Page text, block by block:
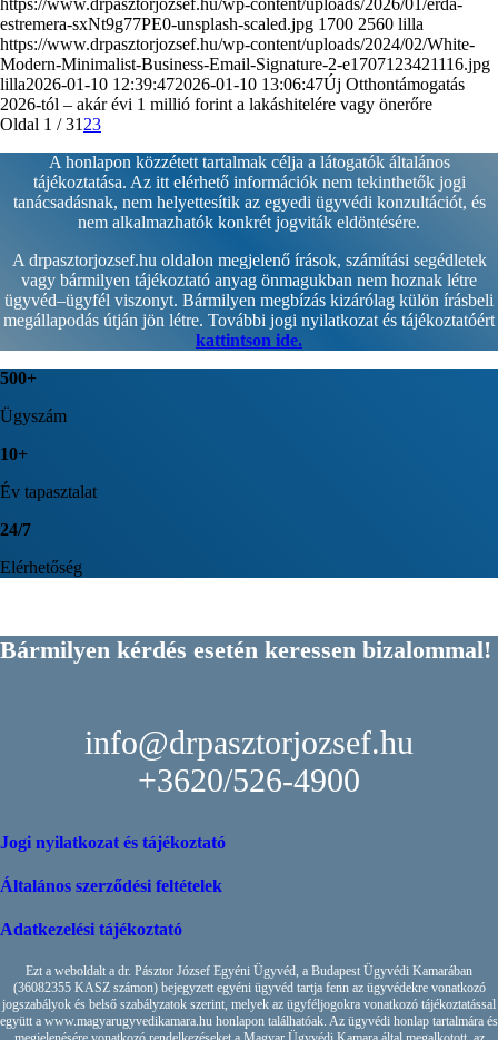
https://www.drpasztorjozsef.hu/wp-content/uploads/2026/01/erda-
estremera-sxNt9g77PE0-unsplash-scaled.jpg 1700 2560 lilla
https://www.drpasztorjozsef.hu/wp-content/uploads/2024/02/White-
Modern-Minimalist-Business-Email-Signature-2-e1707123421116.jpg
lilla2026-01-10 12:39:472026-01-10 13:06:47Új Otthontámogatás
2026-tól – akár évi 1 millió forint a lakáshitelére vagy önerőre
Oldal 1 / 31 23
A honlapon közzétett tartalmak célja a látogatók általános
tájékoztatása. Az itt elérhető információk nem tekinthetők jogi
tanácsadásnak, nem helyettesítik az egyedi ügyvédi konzultációt, és
nem alkalmazhatók konkrét jogviták eldöntésére.
A drpasztorjozsef.hu oldalon megjelenő írások, számítási segédletek
vagy bármilyen tájékoztató anyag önmagukban nem hoznak létre
ügyvéd–ügyfél viszonyt. Bármilyen megbízás kizárólag külön írásbeli
megállapodás útján jön létre. További jogi nyilatkozat és tájékoztatóért
kattintson ide.
500+
Ügyszám
10+
Év tapasztalat
24/7
Elérhetőség
Bármilyen kérdés esetén keressen bizalommal!
info@drpasztorjozsef.hu
+3620/526-4900
Jogi nyilatkozat és tájékoztató
Általános szerződési feltételek
Adatkezelési tájékoztató
Ezt a weboldalt a dr. Pásztor József Egyéni Ügyvéd, a Budapest Ügyvédi Kamarában
(36082355 KASZ számon) bejegyzett egyéni ügyvéd tartja fenn az ügyvédekre vonatkozó
jogszabályok és belső szabályzatok szerint, melyek az ügyféljogokra vonatkozó tájékoztatással
együtt a www.magyarugyvedikamara.hu honlapon találhatóak. Az ügyvédi honlap tartalmára és